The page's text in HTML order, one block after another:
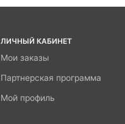
ЛИЧНЫЙ КАБИНЕТ
Мои заказы
Партнерская программа
Мой профиль